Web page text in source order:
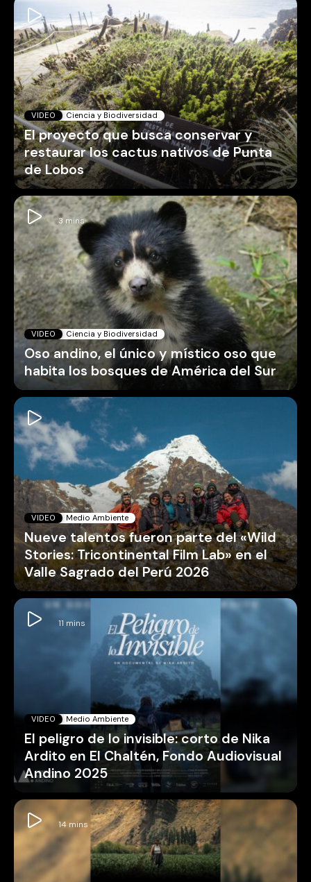
VIDEO Ciencia y Biodiversidad
El proyecto que busca conservar y
restaurar los cactus nativos de Punta
de Lobos
VIDEO Ciencia y Biodiversidad
Oso andino, el único y místico oso que
habita los bosques de América del Sur
VIDEO Medio Ambiente
Nueve talentos fueron parte del «Wild
Stories: Tricontinental Film Lab» en el
Valle Sagrado del Perú 2026
VIDEO Medio Ambiente
El peligro de lo invisible: corto de Nika
Ardito en El Chaltén, Fondo Audiovisual
Andino 2025